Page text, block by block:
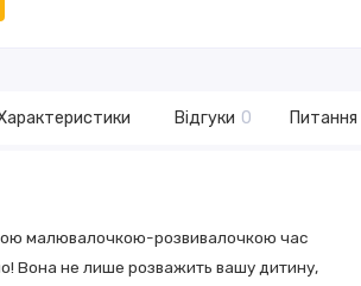
Відгуки 0 Питання
малювалочкою-розвивалочкою час
Вона не лише розважить вашу дитину,